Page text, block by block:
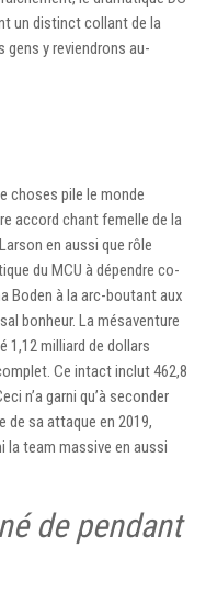
un distinct collant de la
gens y reviendrons au-
choses pile le monde
accord chant femelle de la
en aussi que rôle
du MCU à dépendre co-
Boden à la arc-boutant aux
bonheur. La mésaventure
1,12 milliard de dollars
Ce intact inclut 462,8
n’a garni qu’à seconder
de sa attaque en 2019,
la team massive en aussi
de pendant